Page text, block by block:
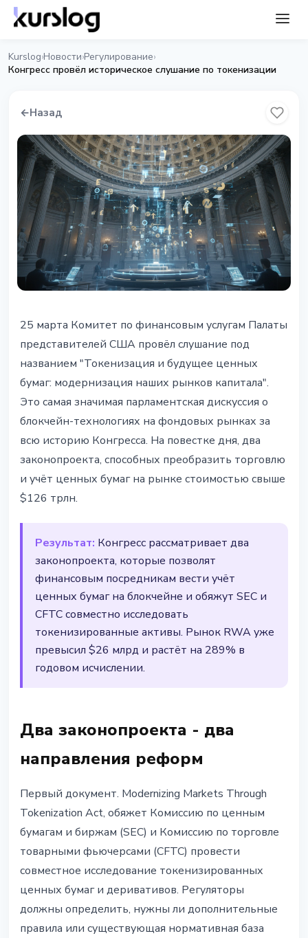
Kurslog›Новости›Регулирование›
Конгресс провёл историческое слушание по токенизации
←Назад
Конгресс США провёл
важнейшее слушание по
токенизации - два законопроекта
на повестке дня
25 марта 2026 г.3 мин чтения
Наталия Дорофеева
25 марта Комитет по финансовым услугам Палаты
представителей США провёл слушание под
названием "Токенизация и будущее ценных
бумаг: модернизация наших рынков капитала".
Это самая значимая парламентская дискуссия о
блокчейн-технологиях на фондовых рынках за
всю историю Конгресса. На повестке дня, два
законопроекта, способных преобразить торговлю
и учёт ценных бумаг на рынке стоимостью свыше
$126 трлн.
Результат: Конгресс рассматривает два
законопроекта, которые позволят
финансовым посредникам вести учёт
ценных бумаг на блокчейне и обяжут SEC и
CFTC совместно исследовать
токенизированные активы. Рынок RWA уже
превысил $26 млрд и растёт на 289% в
годовом исчислении.
Два законопроекта - два
направления реформ
Первый документ. Modernizing Markets Through
Tokenization Act, обяжет Комиссию по ценным
бумагам и биржам (SEC) и Комиссию по торговле
товарными фьючерсами (CFTC) провести
совместное исследование токенизированных
ценных бумаг и деривативов. Регуляторы
должны определить, нужны ли дополнительные
правила или существующая нормативная база